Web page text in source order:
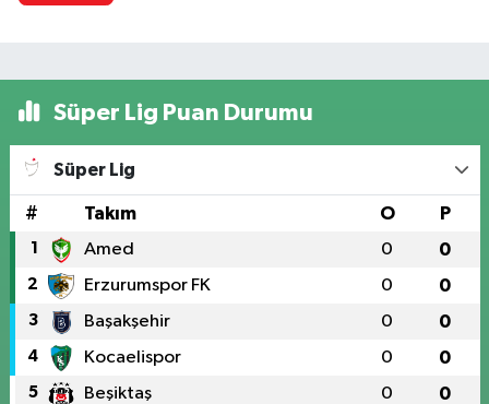
Süper Lig Puan Durumu
Süper Lig
# Takım O P
1 Amed 0 0
2 Erzurumspor FK 0 0
3 Başakşehir 0 0
4 Kocaelispor 0 0
5 Beşiktaş 0 0